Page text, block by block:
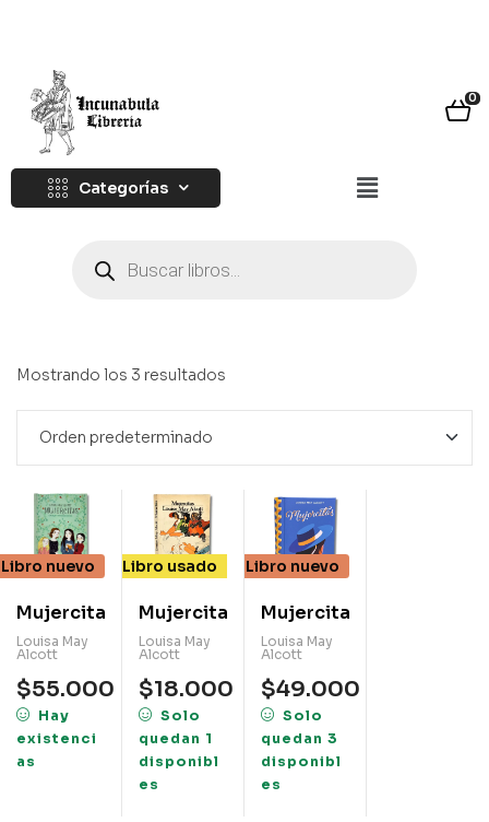
0
Categorías
Mostrando los 3 resultados
Libro nuevo
Mujercitas
Louisa May
Alcott
$55.000
Hay
existenci
as
Libro usado
Mujercitas
Louisa May
Alcott
$18.000
Solo
quedan 1
disponibl
es
Libro nuevo
Mujercitas
Louisa May
Alcott
$49.000
Solo
quedan 3
disponibl
es